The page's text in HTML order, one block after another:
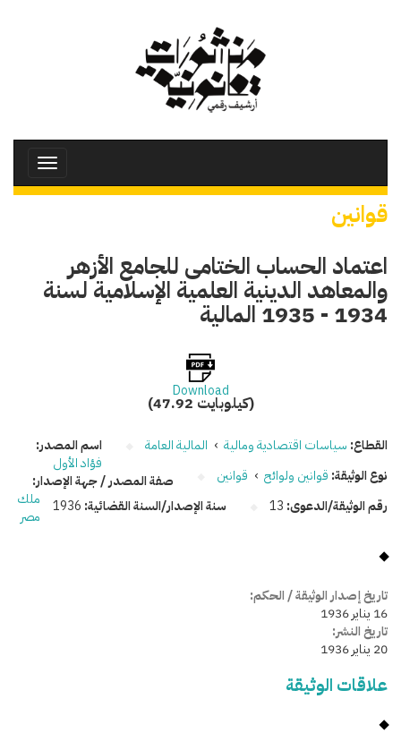
Toggle
قوانين
اعتماد الحساب الختامى للجامع الأزهر
والمعاهد الدينية العلمية الإسلامية لسنة
1934 - 1935 المالية
Download
(47.92 كيلوبايت)
القطاع: سياسات اقتصادية ومالية › المالية العامة
نوع الوثيقة: قوانين ولوائح › قوانين
رقم الوثيقة/الدعوى: 13 سنة الإصدار/السنة القضائية: 1936
اسم المصدر:
فؤاد الأول
صفة المصدر / جهة الإصدار:
ملك
مصر
تاريخ إصدار الوثيقة / الحكم:
16 يناير 1936
تاريخ النشر:
20 يناير 1936
علاقات الوثيقة